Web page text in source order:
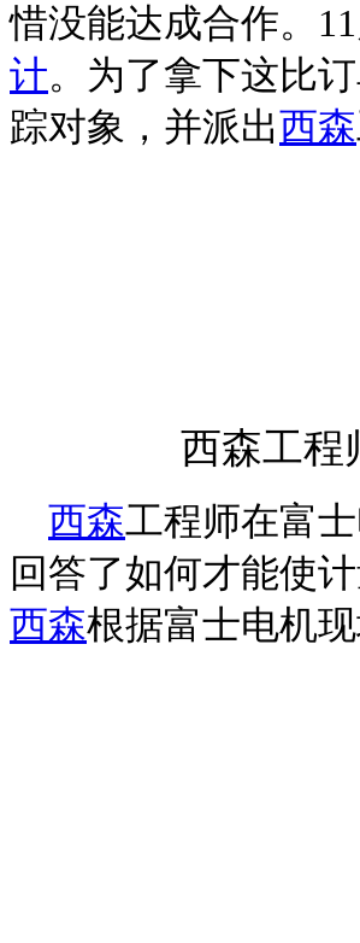
惜没能达成合作。
计。为了拿下这比订
踪对象，并派出西森
西森工程
西森工程师在富
回答了如何才能使
西森根据富士电机